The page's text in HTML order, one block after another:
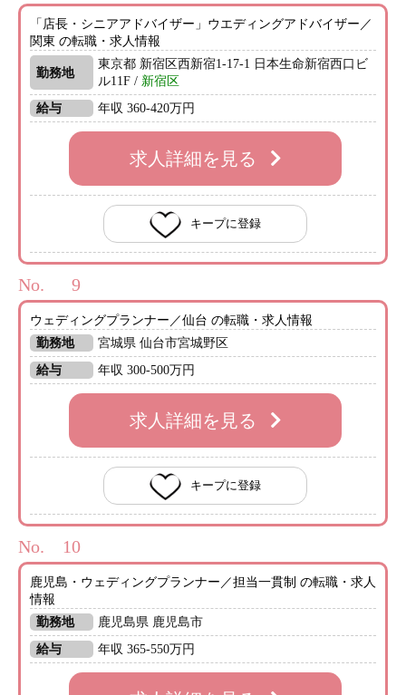
「店長・シニアアドバイザー」ウエディングアドバイザー／
関東 の転職・求人情報
勤務地
東京都 新宿区西新宿1-17-1 日本生命新宿西口ビ
ル11F / 新宿区
給与
年収 360-420万円
求人詳細を見る
キープに登録
No.
ウェディングプランナー／仙台 の転職・求人情報
勤務地
宮城県 仙台市宮城野区
給与
年収 300-500万円
求人詳細を見る
キープに登録
No.
鹿児島・ウェディングプランナー／担当一貫制 の転職・求人
情報
勤務地
鹿児島県 鹿児島市
給与
年収 365-550万円